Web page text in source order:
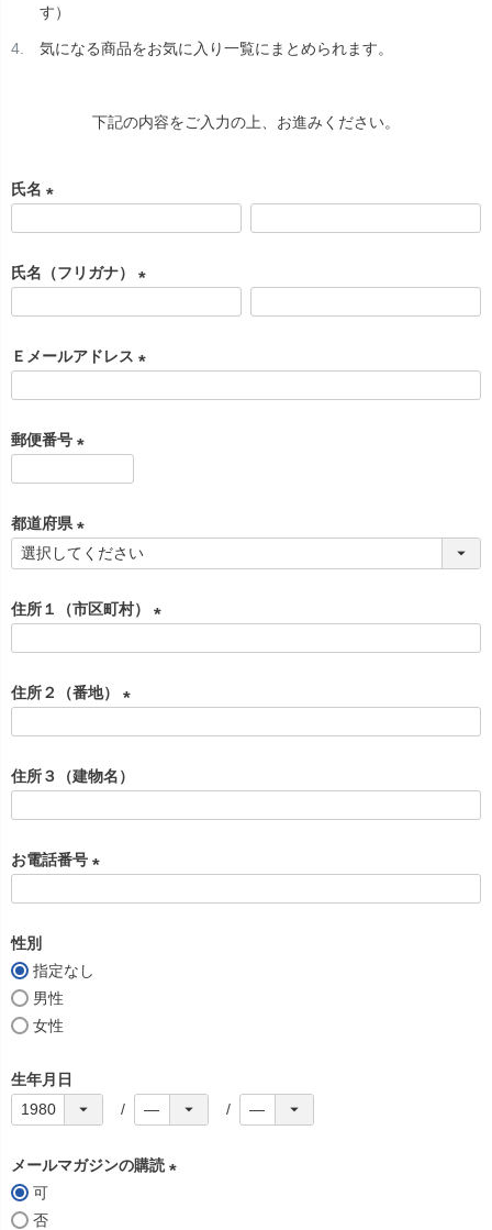
す）
気になる商品をお気に入り一覧にまとめられます。
下記の内容をご入力の上、お進みください。
氏名
須
氏名（フリガナ）
須
Ｅメールアドレス
郵便番号
須
)
都道府県
(
須
住所１（市区町村）
住所２（番地）
須
住所３（建物名）
お電話番号
性別
指定なし
男性
女性
生年月日
メールマガジンの購読
可
否